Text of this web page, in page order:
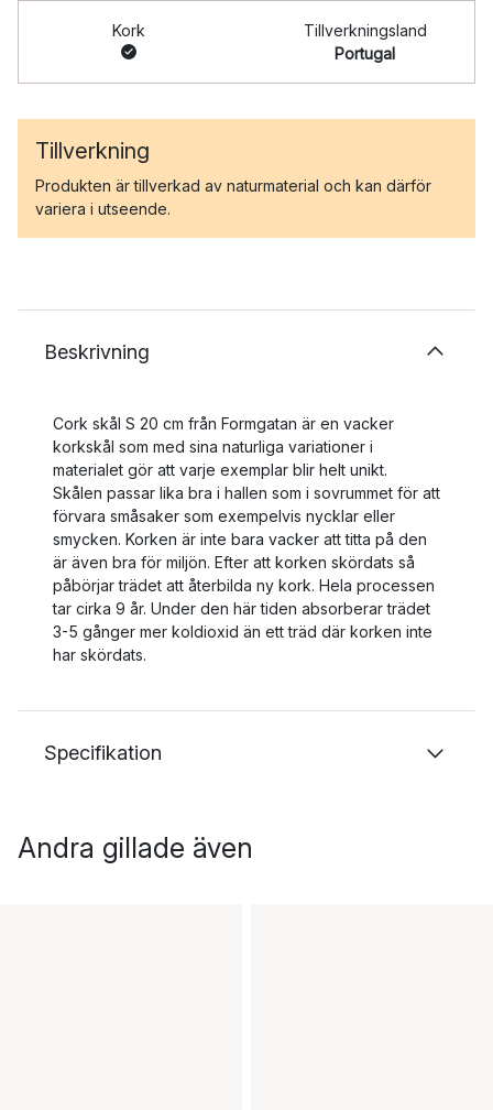
Kork
Tillverkningsland
Portugal
Tillverkning
Produkten är tillverkad av naturmaterial och kan därför
variera i utseende.
Beskrivning
Cork skål S 20 cm från Formgatan är en vacker
korkskål som med sina naturliga variationer i
materialet gör att varje exemplar blir helt unikt.
Skålen passar lika bra i hallen som i sovrummet för att
förvara småsaker som exempelvis nycklar eller
smycken. Korken är inte bara vacker att titta på den
är även bra för miljön. Efter att korken skördats så
påbörjar trädet att återbilda ny kork. Hela processen
tar cirka 9 år. Under den här tiden absorberar trädet
3-5 gånger mer koldioxid än ett träd där korken inte
har skördats.
Specifikation
Andra gillade även